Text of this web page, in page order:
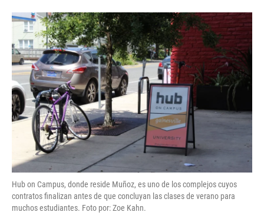
Hub on Campus, donde reside Muñoz, es uno de los complejos cuyos
contratos finalizan antes de que concluyan las clases de verano para
muchos estudiantes. Foto por: Zoe Kahn.